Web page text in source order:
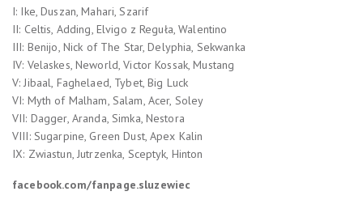
I: Ike, Duszan, Mahari, Szarif
II: Celtis, Adding, Elvigo z Reguła, Walentino
III: Benijo, Nick of The Star, Delyphia, Sekwanka
IV: Velaskes, Neworld, Victor Kossak, Mustang
V: Jibaal, Faghelaed, Tybet, Big Luck
VI: Myth of Malham, Salam, Acer, Soley
VII: Dagger, Aranda, Simka, Nestora
VIII: Sugarpine, Green Dust, Apex Kalin
IX: Zwiastun, Jutrzenka, Sceptyk, Hinton
facebook.com/fanpage.sluzewiec